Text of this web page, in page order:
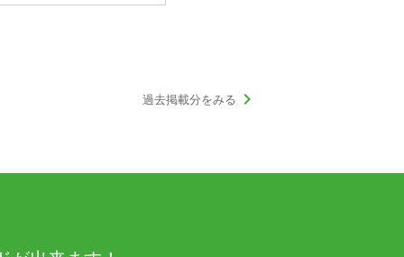
過去掲載分をみる keyboard_arrow_right